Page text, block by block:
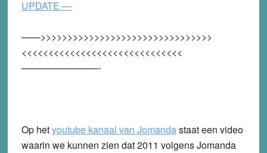
UPDATE —
——>>>>>>>>>>>>>>>>>>>>>>>>>>>>>>>>
<<<<<<<<<<<<<<<<<<<<<<<<<<<<<<
————————-
Op hetyoutube kanaal van Jomandastaat een video
waarin we kunnen zien dat 2011 volgens Jomanda